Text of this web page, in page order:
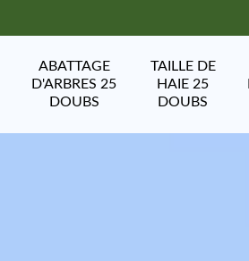
ABATTAGE
D'ARBRES 25
DOUBS
TAILLE DE
HAIE 25
DOUBS